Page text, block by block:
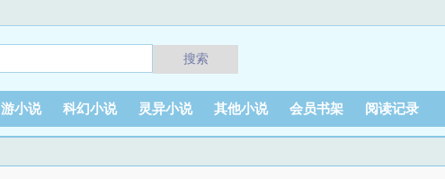
搜索
游小说 科幻小说 灵异小说 其他小说 会员书架 阅读记录